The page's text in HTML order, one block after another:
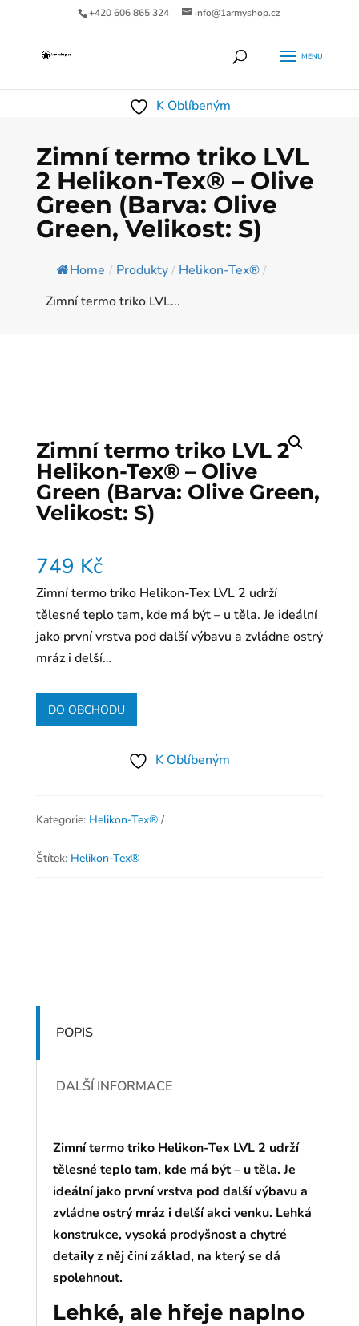
+420 606 865 324 info@1armyshop.cz
K Oblíbeným
Zimní termo triko LVL
2 Helikon-Tex® – Olive
Green (Barva: Olive
Green, Velikost: S)
Home / Produkty/ Helikon-Tex®/
Zimní termo triko LVL...
Zimní termo triko LVL 2
Helikon-Tex® – Olive
Green (Barva: Olive Green,
Velikost: S)
749 Kč
Zimní termo triko Helikon-Tex LVL 2 udrží
tělesné teplo tam, kde má být – u těla. Je ideální
jako první vrstva pod další výbavu a zvládne ostrý
mráz i delší…
DO OBCHODU
K Oblíbeným
Kategorie: Helikon-Tex®
Štítek: Helikon-Tex®
POPIS
DALŠÍ INFORMACE
Zimní termo triko Helikon-Tex LVL 2 udrží
tělesné teplo tam, kde má být – u těla. Je
ideální jako první vrstva pod další výbavu a
zvládne ostrý mráz i delší akci venku. Lehká
konstrukce, vysoká prodyšnost a chytré
detaily z něj činí základ, na který se dá
spolehnout.
Lehké, ale hřeje naplno